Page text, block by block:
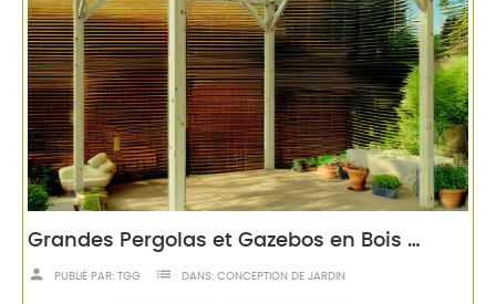
Grandes Pergolas et Gazebos en Bois pour Jardin
person PUBLIÉ PAR: TGG list DANS: CONCEPTION DE JARDIN